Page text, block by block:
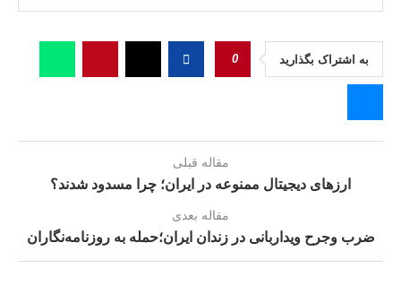
به اشتراک بگذارید 0
مقاله قبلی
ارزهای دیجیتال ممنوعه در ایران؛ چرا مسدود شدند؟
مقاله بعدی
ضرب وجرح ویداربانی در زندان ایران؛حمله‌ به روزنامه‌نگاران